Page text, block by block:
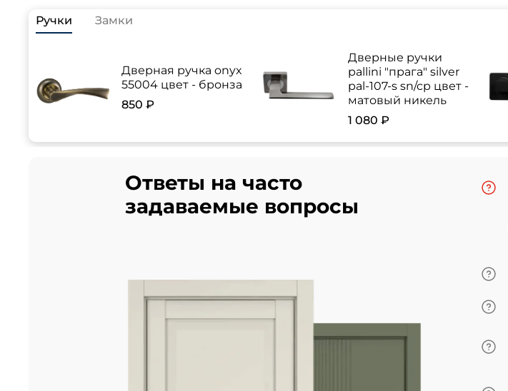
Ручки Замки
Дверная ручка onyx
55004 цвет - бронза
850 ₽
Дверные ручки
pallini "прага" silver
pal-107-s sn/cp цвет -
матовый никель
1 080 ₽
Ответы на часто
задаваемые вопросы